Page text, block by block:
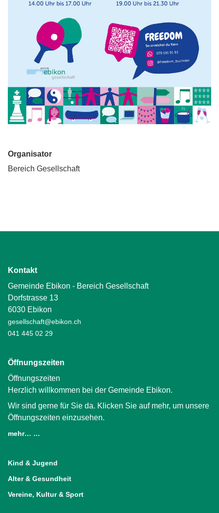
Organisator
Bereich Gesellschaft
Kontakt
Gemeinde Ebikon - Bereich Gesellschaft
Dorfstrasse 13
6030 Ebikon
gesellschaft@ebikon.ch
041 445 02 29
Öffnungszeiten
Öffnungszeiten
Herzlich willkommen bei der Gemeinde Ebikon.
Wir sind gerne für Sie da. Klicken Sie auf mehr, um unsere
Öffnungszeiten einzusehen.
mehr… …
Kind & Jugend
Alter & Gesundheit
Vereine, Kultur & Sport